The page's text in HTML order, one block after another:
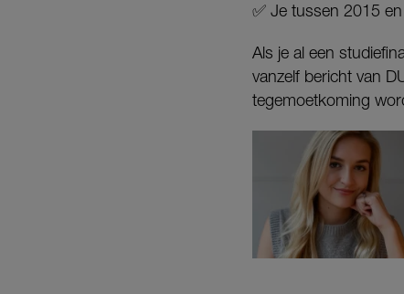
✅ Je tussen 2015
Als je al een
vanzelf bericht van
tegemoetkoming